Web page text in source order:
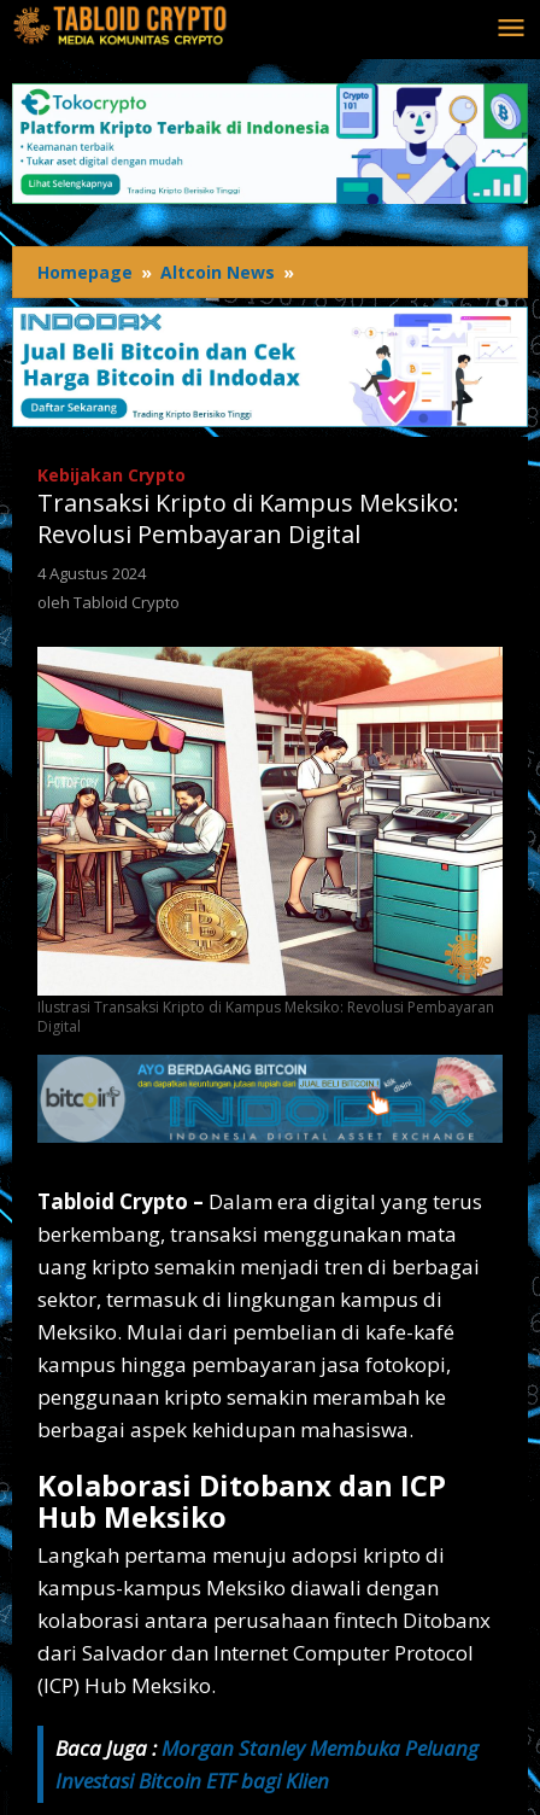
Lewati
ke
konten
Homepage » Altcoin News »
Kripto
Meksiko:
Revolusi
Pembayaran
Kebijakan Crypto
Transaksi Kripto di Kampus Meksiko:
Revolusi Pembayaran Digital
4 Agustus 2024
Tabloid
oleh Tabloid Crypto
Ilustrasi Transaksi Kripto di Kampus Meksiko: Revolusi Pembayaran
Digital
Tabloid Crypto – Dalam era digital yang terus
berkembang, transaksi menggunakan mata
uang kripto semakin menjadi tren di berbagai
sektor, termasuk di lingkungan kampus di
Meksiko. Mulai dari pembelian di kafe-kafé
kampus hingga pembayaran jasa fotokopi,
penggunaan kripto semakin merambah ke
berbagai aspek kehidupan mahasiswa.
Kolaborasi Ditobanx dan ICP
Hub Meksiko
Langkah pertama menuju adopsi kripto di
kampus-kampus Meksiko diawali dengan
kolaborasi antara perusahaan fintech Ditobanx
dari Salvador dan Internet Computer Protocol
(ICP) Hub Meksiko.
Baca Juga :Morgan Stanley Membuka Peluang
Investasi Bitcoin ETF bagi Klien